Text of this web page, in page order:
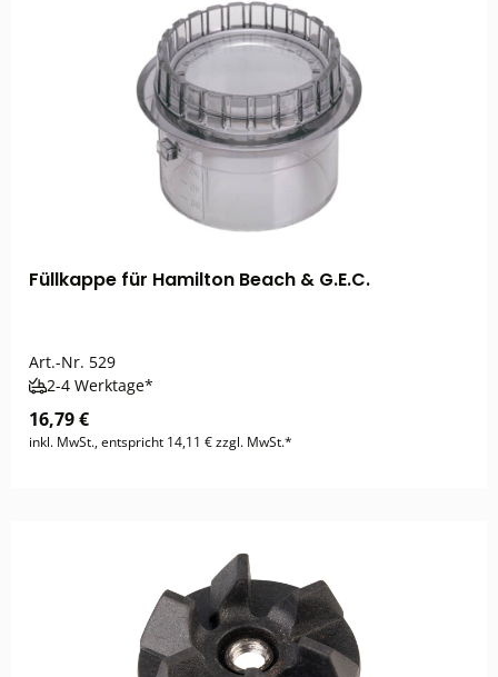
Füllkappe für Hamilton Beach & G.E.C.
Art.-Nr. 529
2-4 Werktage*
16,79 €
inkl. MwSt., entspricht 14,11 € zzgl. MwSt.*